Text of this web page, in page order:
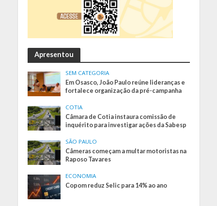
Apresentou
SEM CATEGORIA
Em Osasco, João Paulo reúne lideranças e
fortalece organização da pré-campanha
COTIA
Câmara de Cotia instaura comissão de
inquérito para investigar ações da Sabesp
SÃO PAULO
Câmeras começam a multar motoristas na
Raposo Tavares
ECONOMIA
Copom reduz Selic para 14% ao ano